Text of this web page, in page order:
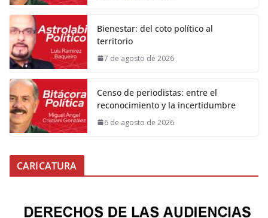
Bienestar: del coto político al
territorio
7 de agosto de 2026
Censo de periodistas: entre el
reconocimiento y la incertidumbre
6 de agosto de 2026
CARICATURA